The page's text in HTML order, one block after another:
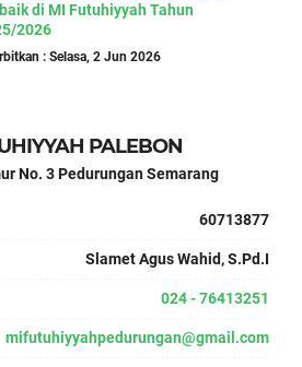
di MI Futuhiyyah Tahun
2026
: Selasa, 2 Jun 2026
PALEBON
No. 3 Pedurungan Semarang
60713877
Slamet Agus Wahid, S.Pd.I
024 - 76413251
mifutuhiyyahpedurungan@gmail.com